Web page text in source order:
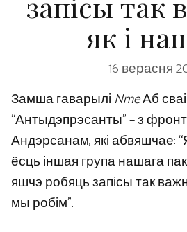
як і
16 верасня
Замша гаварылі NmeАб
“Антыдэпрэсанты” – з
Андэрсанам, які абвяшчае:
ёсць іншая група нашага
яшчэ робяць запісы так
мы робім”.